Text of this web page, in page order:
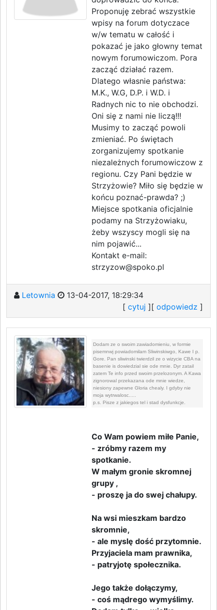
Proponuję zebrać wszystkie
wpisy na forum dotyczace
w/w tematu w całość i
pokazać je jako głowny temat
nowym forumowiczom. Pora
zacząć działać razem.
Dlatego własnie państwa:
M.K., W.G, D.P. i W.D. i
Radnych nic to nie obchodzi.
Oni się z nami nie liczą!!!
Musimy to zacząć powoli
zmieniać. Po świętach
zorganizujemy spotkanie
niezależnych forumowiczow z
regionu. Czy Pani będzie w
Strzyżowie? Miło się będzie w
końcu poznać-prawda? ;)
Miejsce spotkania oficjalnie
podamy na Strzyżowiaku,
żeby wszyscy mogli się na
nim pojawić...
Kontakt e-mail:
strzyzow@spoko.pl
Letownia
13-04-2017, 18:29:34
[ cytuj ][ odpowiedz ]
Dodam ze o swoim zawiadomieniu, w formie
pisemnwj powiadomilam Sliwinskiwgo, Kawe I p.
Gore. Pan sliwinski twierdzil ze o wizycie CBA na
basenie is dowiedzial sie ode mnie. Dyr zatail
zatem Te info przed swoim przelozonym. A Kawa
zignorowal przekazana ode mnie wiedze,
niesiony zapewne Gloria chealy. I gdyby nie
moja wytrwalosc.....
p.s. Pisze z jakiegos tel i stad dysfunkcje.
Co Wam powiem miłe Panie,
- zróbmy razem my
spotkanie.
W małym gronie skromnej
grupy ,
- proszę ja do swej chałupy.
Na wsi mieszkam bardzo
skromnie,
- ale myslę dość przytomnie.
Przyjaciela mam prawnika,
- patryjotę społecznika.
Jego także dołączymy,
- coś mądrego wymyślimy.